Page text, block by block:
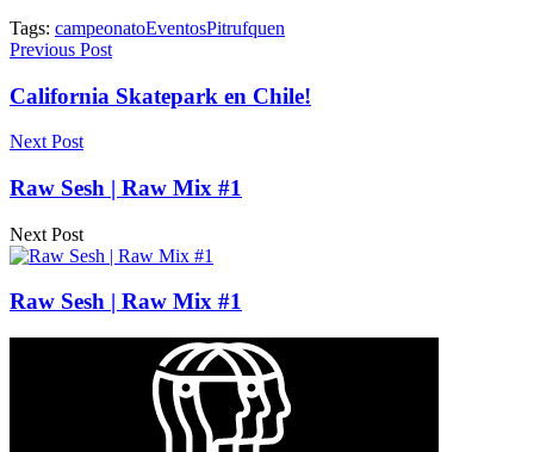
Tags: campeonatoEventosPitrufquen
Previous Post
California Skatepark en Chile!
Next Post
Raw Sesh | Raw Mix #1
Next Post
Raw Sesh | Raw Mix #1